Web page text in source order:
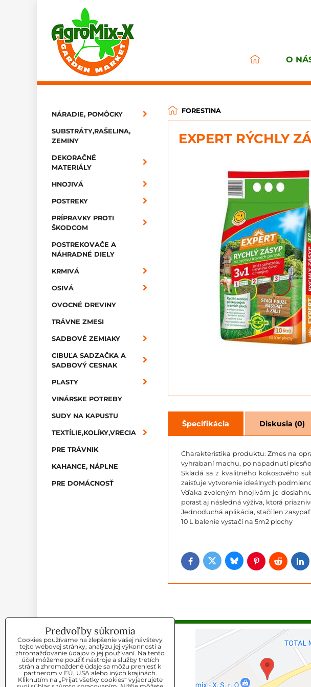
O
FORESTINA
EXPERT RÝCHLY
Špecifikácia Diskusia (0)
Charakteristika produktu: Zmes na
vyhrabaní machu, po napadnutí
Skladá sa z kvalitného kokosového
zaisťuje vytvorenie ideálnych
Vďaka zvoleným hnojivám je
porast aj následná výživa, ktorá
Jednoduchá aplikácia, stačí len
10 L balenie vystačí na 5m2 plochy
FacebookTwitterBlueskyPinterestReddit
NÁRADIE, POMÔCKY
SUBSTRÁTY,RAŠELINA,
ZEMINY
DEKORAČNÉ
MATERIÁLY
HNOJIVÁ
POSTREKY
PRÍPRAVKY PROTI
ŠKODCOM
POSTREKOVAČE A
NÁHRADNÉ DIELY
KRMIVÁ
OSIVÁ
OVOCNÉ DREVINY
TRÁVNE ZMESI
SADBOVÉ ZEMIAKY
CIBUĽA SADZAČKA A
SADBOVÝ CESNAK
PLASTY
VINÁRSKE POTREBY
SUDY NA KAPUSTU
TEXTÍLIE,KOLÍKY,VRECIA
PRE TRÁVNIK
KAHANCE, NÁPLNE
PRE DOMÁCNOSŤ
KONTAKT
Agromix-X s.r.o
Telefón:
Predvoľby súkromia
Cookies používame na zlepšenie vašej návštevy
tejto webovej stránky, analýzu jej výkonnosti a
zhromažďovanie údajov o jej používaní. Na tento
účel môžeme použiť nástroje a služby tretích
strán a zhromaždené údaje sa môžu preniesť k
partnerom v EÚ, USA alebo iných krajinách.
Kliknutím na „Prijať všetky cookies“ vyjadrujete